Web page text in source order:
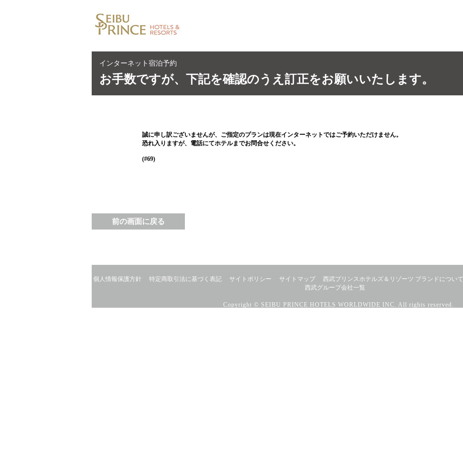
インターネット宿泊予約
お手数ですが、下記を確認のうえ訂正をお願いいたします。
誠に申し訳ございませんが、ご指定のプランは現在インターネットではご予約いただけません。
恐れ入りますが、電話にてホテルまでお問合せください。
(#69)
個人情報保護方針 特定商取引法に基づく表記 サイトポリシー サイトマップ 西武プリンスホテルズ＆リゾーツ ブランドについて
西武グループ会社一覧
Copyright © SEIBU PRINCE HOTELS WORLDWIDE INC. All rights reserved.